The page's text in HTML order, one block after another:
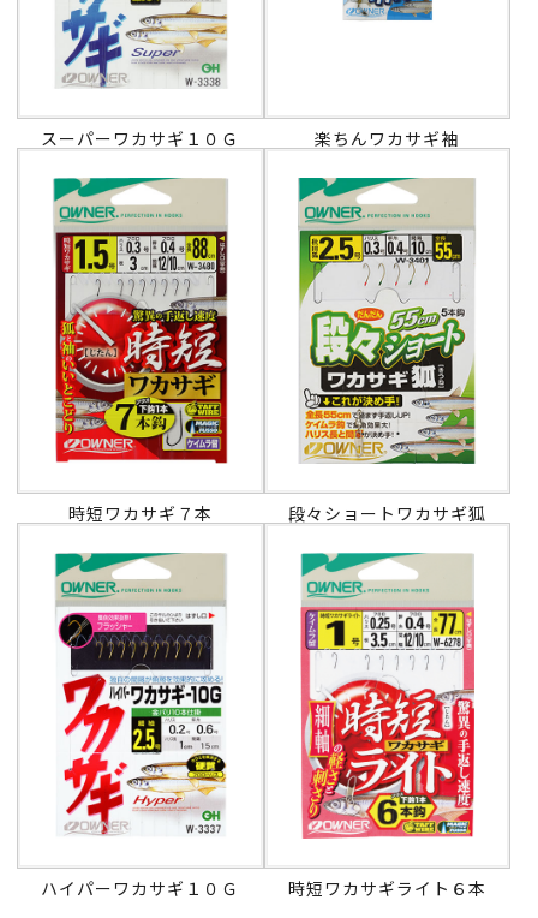
スーパーワカサギ１０Ｇ 楽ちんワカサギ袖
時短ワカサギ７本 段々ショートワカサギ狐
ハイパーワカサギ１０Ｇ 時短ワカサギライト６本